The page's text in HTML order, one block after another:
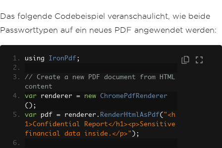
Das folgende Codebeispiel veranschaulicht, wie beide
Passworttypen auf ein neues PDF angewendet werden:
using IronPdf ;
// Create a new PDF document from HTML
content
var renderer = new
ChromePdfRenderer
();
var pdf = renderer . RenderHtmlAsPdf( "<h
1>Confidential Report</h1><p>Sensitive
financial data inside.</p>" );